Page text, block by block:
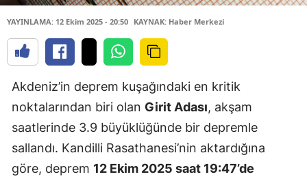
YAYINLAMA: 12 Ekim 2025 - 20:50 KAYNAK: Haber Merkezi
Akdeniz’in deprem kuşağındaki en kritik
noktalarından biri olan Girit Adası, akşam
saatlerinde 3.9 büyüklüğünde bir depremle
sallandı. Kandilli Rasathanesi’nin aktardığına
göre, deprem 12 Ekim 2025 saat 19:47’de